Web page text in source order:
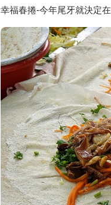
幸福春捲-今年尾牙就決定